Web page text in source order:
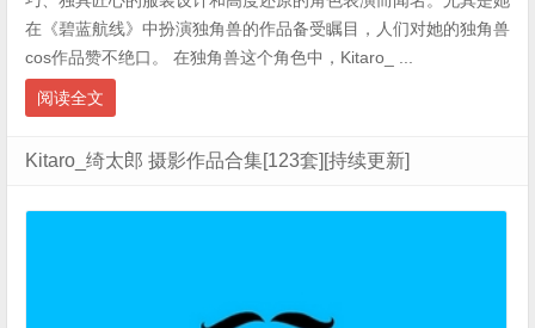
在《碧蓝航线》中扮演独角兽的作品备受瞩目，人们对她的独角兽
cos作品赞不绝口。 在独角兽这个角色中，Kitaro_ ...
阅读全文
Kitaro_绮太郎 摄影作品合集[123套][持续更新]